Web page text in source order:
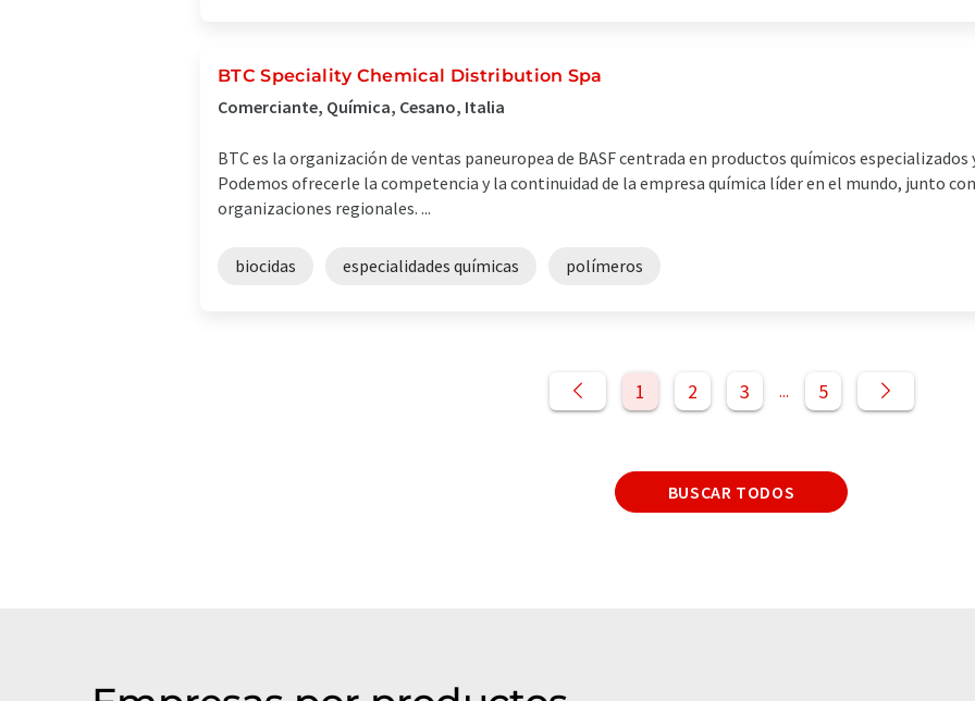
BTC Speciality Chemical Distribution Spa
Comerciante, Química, Cesano, Italia
BTC es la organización de ventas paneuropea de BASF centrada en productos químicos
Podemos ofrecerle la competencia y la continuidad de la empresa química líder en el mundo, junto
organizaciones regionales. ...
biocidas especialidades químicas polímeros
1 2 3 ... 5
BUSCAR TODOS